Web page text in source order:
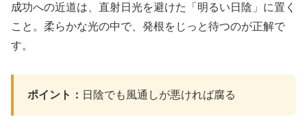
成功への近道は、直射日光を避けた「明るい日陰」に置く
こと。柔らかな光の中で、発根をじっと待つのが正解で
す。
ポイント： 日陰でも風通しが悪ければ腐る